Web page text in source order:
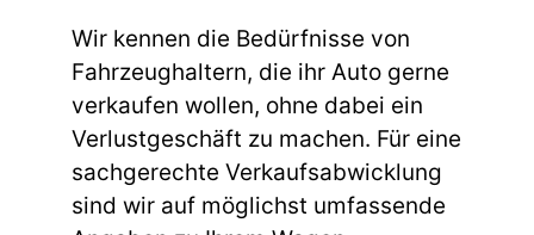
Wir kennen die Bedürfnisse von
Fahrzeughaltern, die ihr Auto gerne
verkaufen wollen, ohne dabei ein
Verlustgeschäft zu machen. Für eine
sachgerechte Verkaufsabwicklung
sind wir auf möglichst umfassende